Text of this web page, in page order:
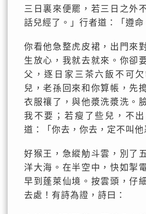
三日裏來便罷，若三日之外
話兒經了。」行者道：「遵命
你看他急整虎皮裙，出門來
生放心，我就去就來。你卻
父，逐日家三茶六飯不可
兒，老孫回來和你算帳，先
衣服禳了，與他漿洗漿洗。
我不要；若瘦了些兒，不
道：「你去，你去，定不叫他
好猴王，急縱觔斗雲，別了
洋大海。在半空中，快如掣
早到蓬萊仙境。按雲頭，仔
去處！有詩為證，詩曰：